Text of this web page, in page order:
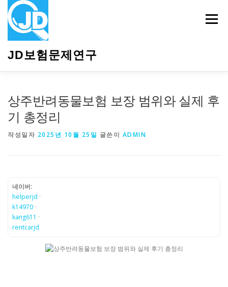
JD보험문제연구
메뉴
상주반려동물보험 보장 범위와 실제 후
기 총정리
작성일자 2025년 10월 25일 글쓴이 ADMIN
네이버:
helperjd ·
k14970 ·
kang611 ·
rentcarjd